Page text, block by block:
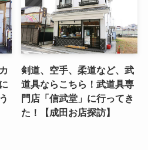
剣道、空手、柔道など、武
道具ならこちら！武道具専
門店「信武堂」に行ってき
た！【成田お店探訪】